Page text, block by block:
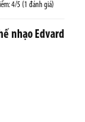
4/5 (1 đánh giá)
nhạo Edvard